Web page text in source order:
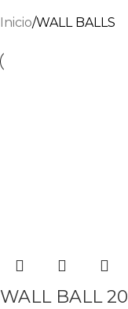
Inicio WALL BALLS
WALL BALL 20